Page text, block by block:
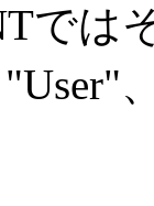
では